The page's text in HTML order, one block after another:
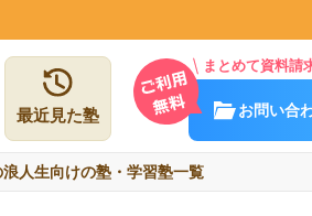
最近見た塾
まとめて資料請
お問い合
浪人生向けの塾・学習塾一覧